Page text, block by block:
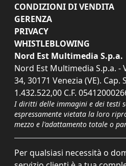
CONDIZIONI DI VENDITA
GERENZA
PRIVACY
WHISTLEBLOWING
Nord Est Multimedia S.p.a.
Nord Est Multimedia S.p.a. -
34, 30171 Venezia (VE). Cap.
1.432.522,00 C.F.
I diritti delle immagini e dei testi
espressamente vietata la loro
mezzo e l'adattamento totale o
Per qualsiasi necessità o